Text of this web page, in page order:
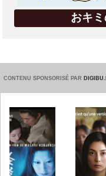
おキ
CONTENU SPONSORISÉ PAR